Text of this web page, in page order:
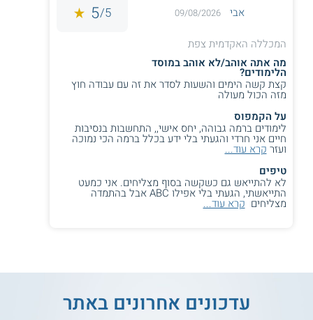
אבי 09/08/2026
5/
5
המכללה האקדמית צפת
מה אתה אוהב/לא אוהב במוסד
הלימודים?
קצת קשה הימים והשעות לסדר את זה עם עבודה חוץ
מזה הכול מעולה
על הקמפוס
לימודים ברמה גבוהה, יחס אישי,, התחשבות בנסיבות
חיים אני חרדי והגעתי בלי ידע בכלל ברמה הכי נמוכה
ועזר קרא עוד...
טיפים
לא להתייאש גם כשקשה בסוף מצליחים. אני כמעט
התייאשתי, הגעתי בלי אפילו ABC אבל בהתמדה
מצליחים קרא עוד...
עדכונים אחרונים באתר